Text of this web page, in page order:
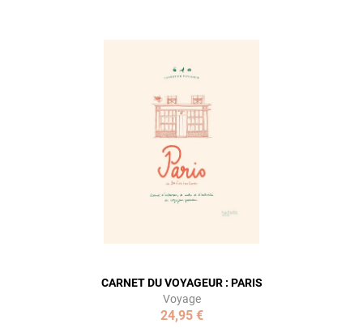
CARNET DU VOYAGEUR : PARIS
Voyage
24,95 €